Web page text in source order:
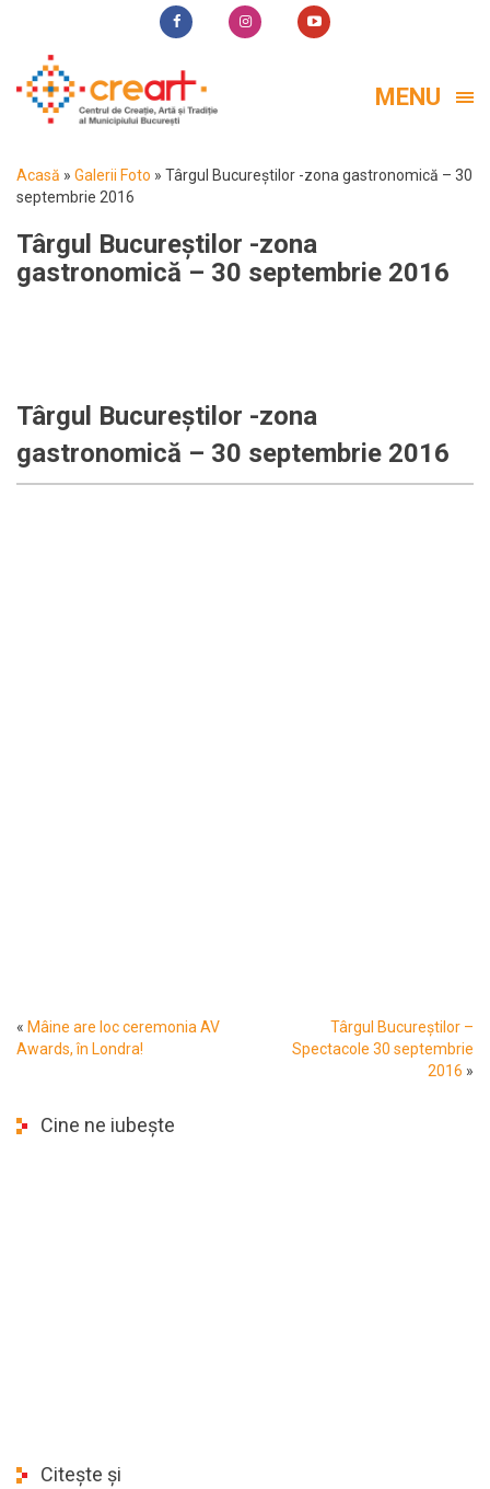
MENU
Acasă » Galerii Foto » Târgul Bucureștilor -zona gastronomică – 30
septembrie 2016
Târgul Bucureștilor -zona
gastronomică – 30 septembrie 2016
Târgul Bucureștilor -zona
gastronomică – 30 septembrie 2016
« Mâine are loc ceremonia AV
Awards, în Londra!
Târgul Bucureștilor –
Spectacole 30 septembrie
2016 »
Cine ne iubește
Citește și